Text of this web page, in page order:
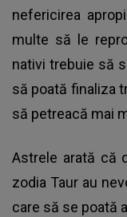
nefericirea
multe să le
nativi trebuie să
să poată finaliza
să petreacă mai
Astrele arată că
zodia Taur au
care să se poată